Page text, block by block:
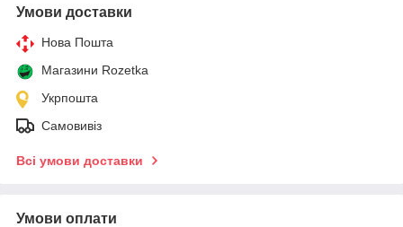
Умови доставки
Нова Пошта
Магазини Rozetka
Укрпошта
Самовивіз
Всі умови доставки
Умови оплати